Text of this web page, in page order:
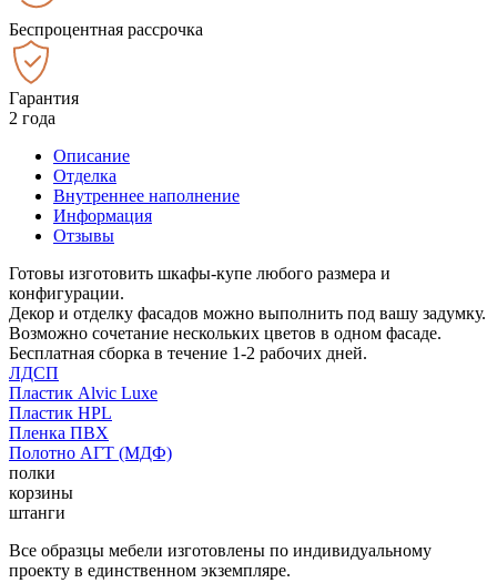
Беспроцентная рассрочка
Гарантия
2 года
Описание
Отделка
Внутреннее наполнение
Информация
Отзывы
Готовы изготовить шкафы-купе любого размера и
конфигурации.
Декор и отделку фасадов можно выполнить под вашу задумку.
Возможно сочетание нескольких цветов в одном фасаде.
Бесплатная сборка в течение 1-2 рабочих дней.
ЛДСП
Пластик Alvic Luxe
Пластик HPL
Пленка ПВХ
Полотно АГТ (МДФ)
полки
корзины
штанги
Все образцы мебели изготовлены по индивидуальному
проекту в единственном экземпляре.